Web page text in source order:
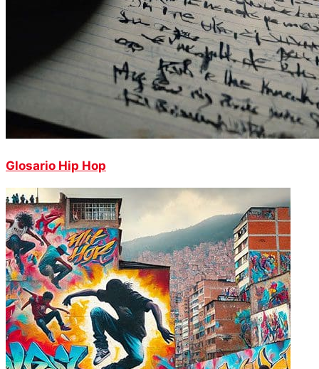
Glosario Hip Hop